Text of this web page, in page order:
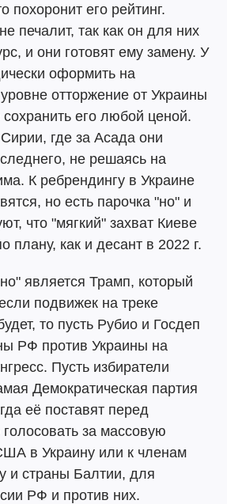
похоронит его рейтинг.
печалит, так как он для них
и они готовят ему замену. У
оформить на
отторжение от Украины
его любой ценой.
где за Асада они
не решаясь на
К ребрендингу в Украине
но есть парочка "но" и
что "мягкий" захват Киеве
плану, как и десант в 2022 г.
является Трамп, который
подвижек на треке
то пусть Рубио и Госдеп
РФ против Украины на
Пусть избиратели
Демократическая партия
её поставят перед
за массовую
в Украину или к членам
страны Балтии, для
РФ и против них.